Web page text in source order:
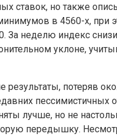
но также
в 4560-х,
неделю индекс
уклоне,
потеряв
пессимистичных
лучше, но не
передышку.